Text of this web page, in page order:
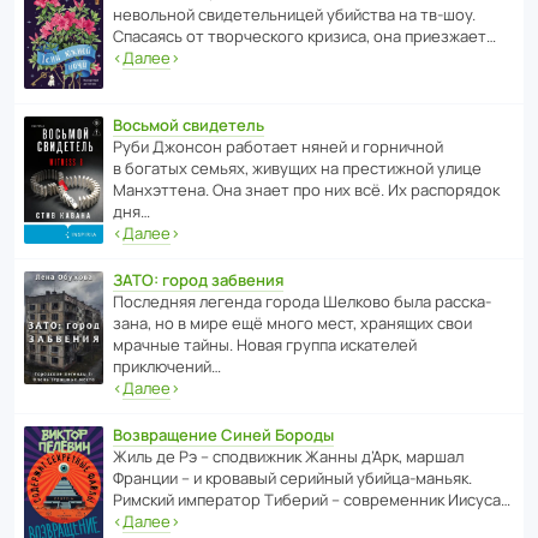
невольной свиде­тель­ницей убийства на тв-шоу.
Спасаясь от твор­че­с­кого кризиса, она приезжает…
‹Далее›
Восьмой свидетель
Руби Джонсон рабо­тает няней и горни­чной
в богатых семьях, живущих на прес­ти­жной улице
Манх­эт­тена. Она знает про них всё. Их распо­рядок
дня…
‹Далее›
ЗАТО: город забвения
После­дняя легенда города Шелково была расска­
зана, но в мире ещё много мест, хранящих свои
мрачные тайны. Новая группа иска­телей
приключений…
‹Далее›
Возвращение Синей Бороды
Жиль де Рэ – спод­ви­жник Жанны д’Арк, маршал
Франции – и кровавый серийный убийца-маньяк.
Римский импе­ратор Тиберий – совре­менник Иисуса…
‹Далее›